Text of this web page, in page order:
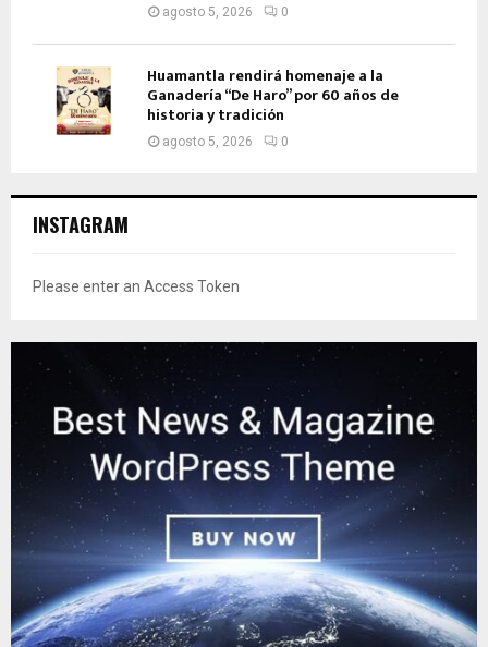
agosto 5, 2026 0
Huamantla rendirá homenaje a la
Ganadería “De Haro” por 60 años de
historia y tradición
agosto 5, 2026 0
INSTAGRAM
Please enter an Access Token